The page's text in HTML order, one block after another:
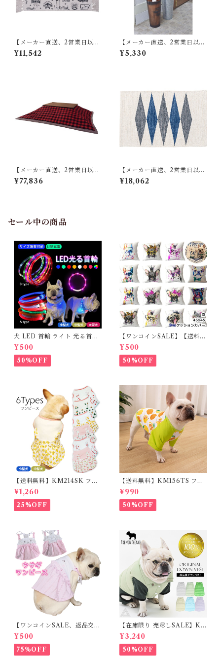
【メーカー直送、2営業日以内
に発送】【6個セット】 東谷
マット W75×D45 RE TTR-13
¥11,542
【メーカー直送、2営業日以内
に発送】東谷 傘立て φ21×H41
ブロンズ/グリーン/アイボリ
¥5,330
【メーカー直送、2営業日以内
に発送】【4個セット】 東谷
薄掛けコタツ布団 長方形 KK-
¥77,836
【メーカー直送、2営業日以内
に発送】【6個セット】 東谷
キッチンマット W50×D80 ブ
¥18,062
セール中の商品
犬 LED 首輪 ライト 光る首輪
USB充電 生活防水 長さ調整可
能 首輪 犬用 ペット カラー ペ
ット用品 軽量 ドッグ用品 フレ
ンチブルドック 大型犬 中型犬
¥500
50%OFF
【ワンコインSALE】【送料無
料】KM503G クッションカバ
ー フレンチブルドッグ クリー
ム フレブル
¥500
50%OFF
【送料無料】KM214SK フレ
ブル 女の子 スカート ワンピー
ス夏 フリル 犬服 ドックウェア
¥1,260
25%OFF
【送料無料】KM156TS フレ
ブル Tシャツ フレンチブルド
ック レモン柄 犬服 ドックウェ
ア
¥990
50%OFF
【ワンコインSALE、返品交換
不可】KM171SK フレンチブ
ルドック 犬服 女の子 ピンク
スカート
¥500
75%OFF
【在庫限り 売尽しSALE】K
M952Tダウンベスト 100%ダ
ウン・フェザー 犬 犬服 ダウン
ジャケット ベスト フレンチブ
ルドッグ 冬服 極暖 暖かい 可
¥3,240
50%OFF